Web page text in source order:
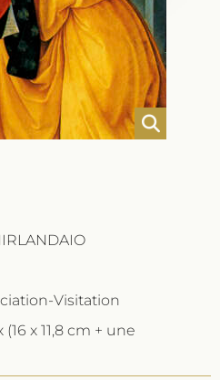
Visitation
x 11,8 cm + une